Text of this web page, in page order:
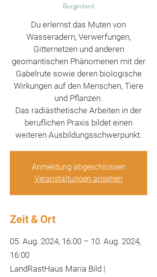
Burgenland
Du erlernst das Muten von
Wasseradern, Verwerfungen,
Gitternetzen und anderen
geomantischen Phänomenen mit der
Gabelrute sowie deren biologische
Wirkungen auf den Menschen, Tiere
und Pflanzen.
Das radiästhetische Arbeiten in der
beruflichen Praxis bildet einen
weiteren Ausbildungsschwerpunkt.
Anmeldung abgeschlossen
Veranstaltungen ansehen
Zeit & Ort
05. Aug. 2024, 16:00 – 10. Aug. 2024,
16:00
LandRastHaus Maria Bild |